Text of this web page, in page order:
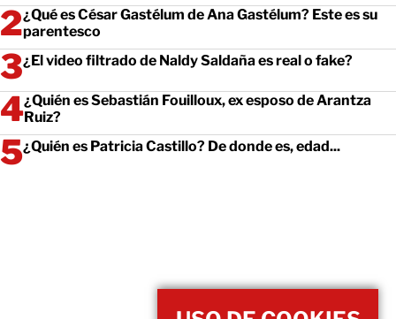
¿Qué es César Gastélum de Ana Gastélum? Este es su
parentesco
¿El video filtrado de Naldy Saldaña es real o fake?
¿Quién es Sebastián Fouilloux, ex esposo de Arantza
Ruiz?
¿Quién es Patricia Castillo? De donde es, edad...